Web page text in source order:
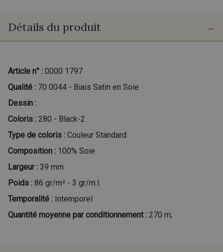
Détails du produit
Article n° : 0000 1797
Qualité : 70 0044 - Biais Satin en Soie
Dessin :
Coloris : 280 - Black-2
Type de coloris : Couleur Standard
Composition : 100% Soie
Largeur : 39 mm
Poids : 86 gr/m² - 3 gr/m.l.
Temporalité : Intemporel
Quantité moyenne par conditionnement : 270 m;